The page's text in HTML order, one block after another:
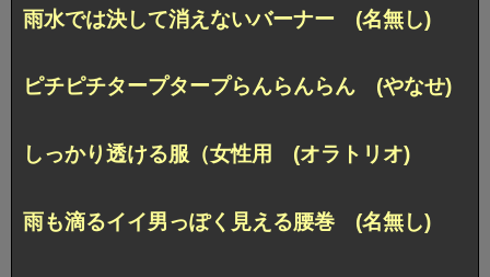
雨水では決して消えないバーナー (名無し)
ピチピチタープタープらんらんらん (やなせ)
しっかり透ける服（女性用 (オラトリオ)
雨も滴るイイ男っぽく見える腰巻 (名無し)